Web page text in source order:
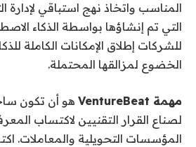
المناسب واتخاذ نهج استباقي لإدارة
التي تم إنشاؤها بواسطة الذكاء
للشركات إطلاق الإمكانات الكاملة
الخضوع لمزالقها المحتملة.
مهمة VentureBeat
هو أن تكون
لصناع القرار التقنيين لاكتساب
المؤسسات التحويلية والمعاملات.